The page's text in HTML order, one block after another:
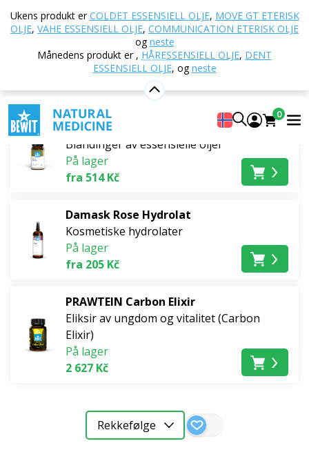
Ukens produkt erCOLDET ESSENSIELL OLJE, MOVE GT ETERISK
OLJE, VAHE ESSENSIELL OLJE, COMMUNICATION ETERISK OLJE
ogneste
Månedens produkt er , HÅRESSENSIELL OLJE, DENT
ESSENSIELL OLJE, ogneste
0
Hjem E-butikk
sansekomfort
Syn og sanseoppfatning
Syn og sanseoppfatning
Bestselgere
Detol eterisk olje
Blandinger av essensielle oljer
På lager
fra 514 Kč
Damask Rose Hydrolat
Kosmetiske hydrolater
På lager
fra 205 Kč
PRAWTEIN Carbon Elixir
Eliksir av ungdom og vitalitet (Carbon
Elixir)
På lager
2 627 Kč
Rekkefølge